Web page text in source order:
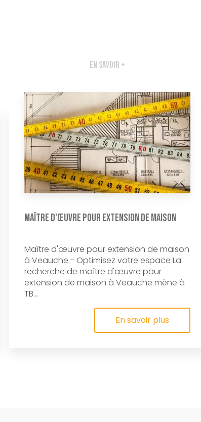
En savoir +
Maître d'œuvre pour extension de maison
Maître d'œuvre pour extension de maison
à Veauche - Optimisez votre espace La
recherche de maître d'œuvre pour
extension de maison à Veauche mène à
TB...
En savoir plus